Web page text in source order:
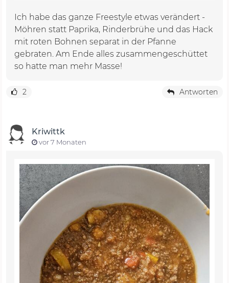
Ich habe das ganze Freestyle etwas verändert -
Möhren statt Paprika, Rinderbrühe und das Hack
mit roten Bohnen separat in der Pfanne
gebraten. Am Ende alles zusammengeschüttet
so hatte man mehr Masse!
2 Antworten
Kriwittk
vor 7 Monaten